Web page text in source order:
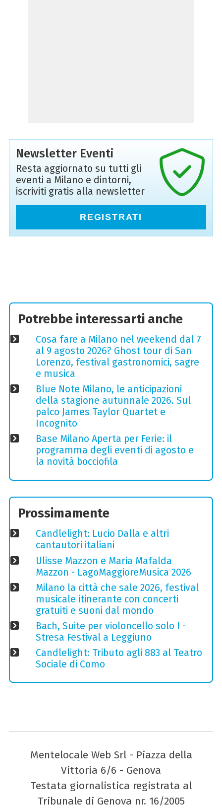
Newsletter Eventi
Resta aggiornato su tutti gli
eventi a Milano e dintorni,
iscriviti gratis alla newsletter
REGISTRATI
Potrebbe interessarti anche
Cosa fare a Milano nel weekend dal 7
al 9 agosto 2026? Ghost tour di San
Lorenzo, festival gastronomici, sagre
e musica
Blue Note Milano, le anticipazioni
della stagione autunnale 2026. Sul
palco James Taylor Quartet e
Incognito
Base Milano Aperta per Ferie: il
programma degli eventi di agosto e
la novità bocciofila
Prossimamente
Candlelight: Lucio Dalla e altri
cantautori italiani
Ulisse Mazzon e Maria Mafalda
Mazzon - LagoMaggioreMusica 2026
Milano la città che sale 2026, festival
musicale itinerante con concerti
gratuiti e suoni dal mondo
Bach, Suite per violoncello solo I -
Stresa Festival a Leggiuno
Candlelight: Tributo agli 883 al Teatro
Sociale di Como
Mentelocale Web Srl - Piazza della
Vittoria 6/6 - Genova
Testata giornalistica registrata al
Tribunale di Genova nr. 16/2005